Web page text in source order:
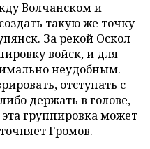
Волчанском и
такую же точку
За рекой Оскол
войск, и для
неудобным.
отступать с
держать в голове,
группировка может
Громов.